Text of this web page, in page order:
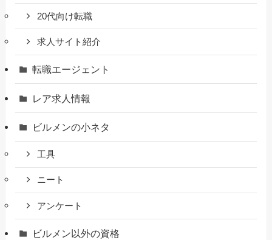
20代向け転職
求人サイト紹介
転職エージェント
レア求人情報
ビルメンの小ネタ
工具
ニート
アンケート
ビルメン以外の資格